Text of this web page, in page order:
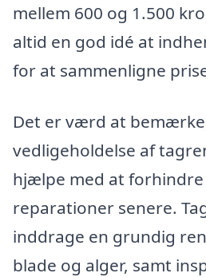
mellem 600 og 1.500
altid en god idé at
for at sammenligne
Det er værd at
vedligeholdelse af
hjælpe med at
reparationer senere.
inddrage en grundig
blade og alger, samt